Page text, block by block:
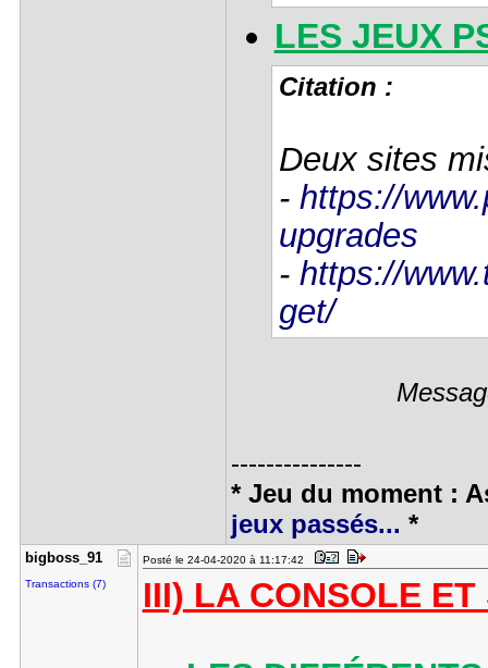
LES JEUX
Citation :
Deux sites
-https://
upgrades
-https://
get/
---------------
* Jeu du moment :
jeux passés... *
bigboss_91
Transactions (7)
Posté le 24-04-2020 à 11:17:42
III) LA CONSOLE ET